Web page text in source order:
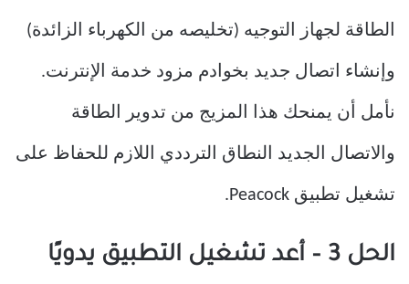
الطاقة لجهاز التوجيه (تخليصه من الكهرباء الزائدة)
وإنشاء اتصال جديد بخوادم مزود خدمة الإنترنت.
نأمل أن يمنحك هذا المزيج من تدوير الطاقة
والاتصال الجديد النطاق الترددي اللازم للحفاظ على
تشغيل تطبيق Peacock.
الحل 3 – أعد تشغيل التطبيق يدويًا